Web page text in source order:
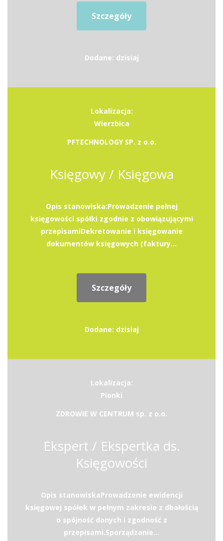
Szczegóły
Dodane: dzisiaj
Lokalizacja:
Wierzbica
PFTECHNOLOGY SP. z o.o.
Księgowy / Księgowa
Opis stanowiska:Prowadzenie pełnej
księgowości spółki zgodnie z obowiązującymi
przepisamiDekretowanie i księgowanie
dokumentów księgowych (faktury...
Szczegóły
Dodane: dzisiaj
Lokalizacja:
Pionki
ZDROWIE W CENTRUM sp. z o.o.
Ekspert / Ekspertka ds.
Księgowości
Opis stanowiskaProwadzenie ewidencji
księgowej spółek w pełnym zakresie z dbałością
o spójność danych i zgodność z
przepisami.Sporządzanie...